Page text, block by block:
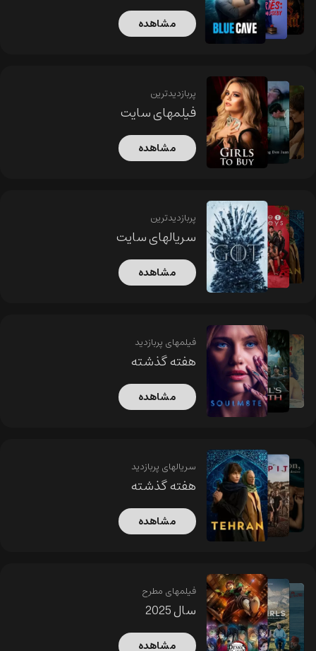
مشاهده
پربازدیدترین
فیلمهای سایت
مشاهده
پربازدیدترین
سریالهای سایت
مشاهده
فیلمهای پربازدید
هفته گذشته
مشاهده
سریالهای پربازدید
هفته گذشته
مشاهده
فیلمهای مطرح
سال 2025
مشاهده